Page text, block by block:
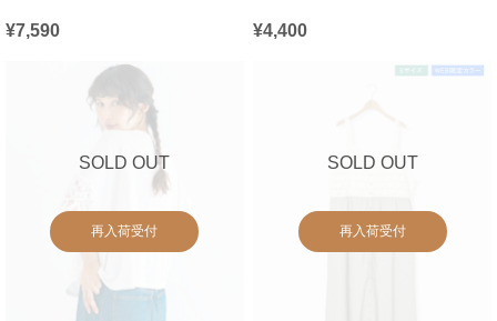
¥7,590 ¥4,400
SOLD OUT
再入荷受付
SOLD OUT
再入荷受付